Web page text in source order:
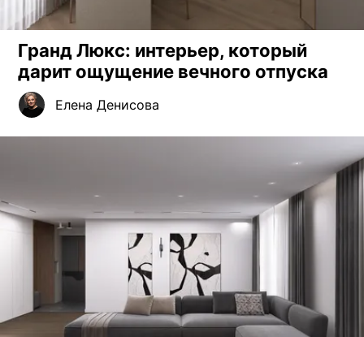
Гранд Люкс: интерьер, который
дарит ощущение вечного отпуска
Елена Денисова